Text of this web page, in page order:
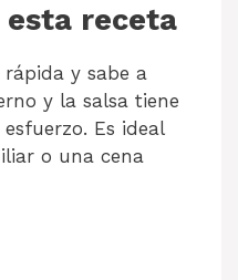
esta receta
rápida y sabe a
y la salsa tiene
Es ideal
o una cena